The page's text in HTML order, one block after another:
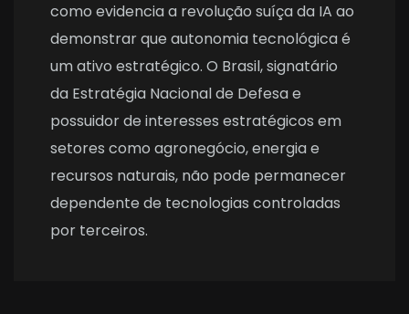
como evidencia a revolução suíça da IA ao
demonstrar que autonomia tecnológica é
um ativo estratégico. O Brasil, signatário
da Estratégia Nacional de Defesa e
possuidor de interesses estratégicos em
setores como agronegócio, energia e
recursos naturais, não pode permanecer
dependente de tecnologias controladas
por terceiros.